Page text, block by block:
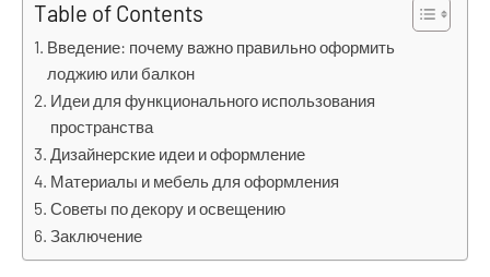
Table of Contents
Введение: почему важно правильно оформить
лоджию или балкон
Идеи для функционального использования
пространства
Дизайнерские идеи и оформление
Материалы и мебель для оформления
Советы по декору и освещению
Заключение